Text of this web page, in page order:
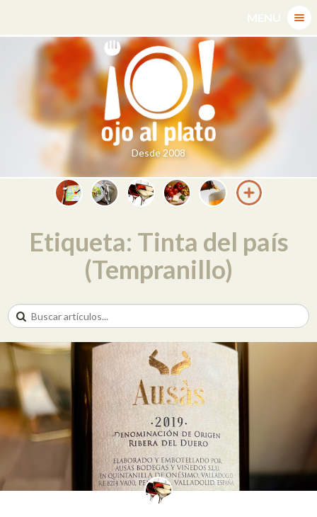
content
MENU
Desde 2008
Etiqueta: Tinta del país
(Tempranillo)